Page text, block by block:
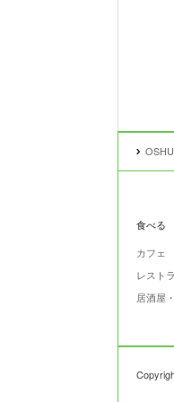
食べる
カフェ
レスト
居酒屋